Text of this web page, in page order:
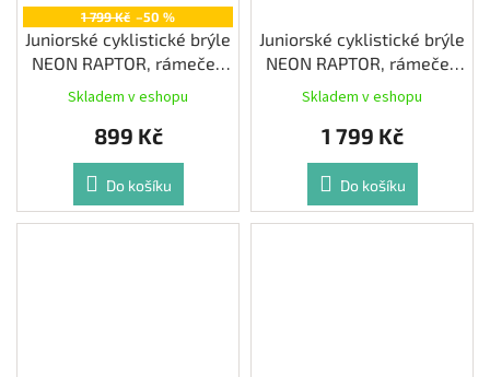
1 799 Kč –50 %
Juniorské cyklistické brýle
NEON RAPTOR, rámeček
PINK FLUO, skla
PHOTOTRONIC PLUS RED
CAT 1-3
Skladem v eshopu
899 Kč
Do košíku
Juniorské cyklistické brýle
NEON RAPTOR, rámeček
ORANGE, skla
PHOTOTRONIC PLUS RED
CAT 1-3
Skladem v eshopu
1 799 Kč
Do košíku